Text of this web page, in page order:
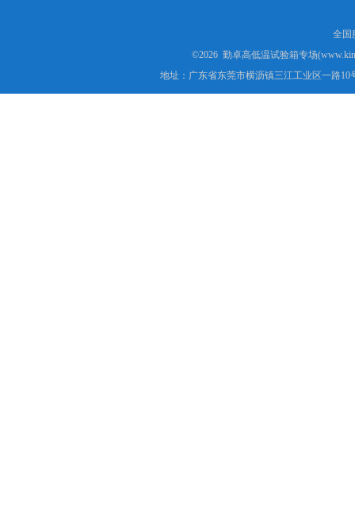
全国
©2026 勤卓高低温试验箱专场
地址：广东省东莞市横沥镇三江工业区一路10